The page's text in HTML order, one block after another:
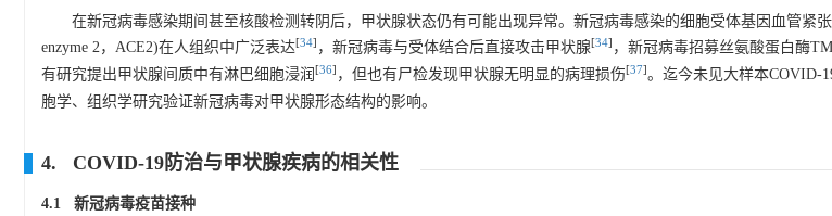
在新冠病毒感染期间甚至核酸检测转阴后，甲状腺状态仍有可能出现异常。新冠病毒感染的细胞受体基因血管紧张
enzyme 2，ACE2)在人组织中广泛表达[34] ，新冠病毒与受体结合后直接攻击甲状腺[34] ，新冠病毒招募丝氨酸蛋白酶
有研究提出甲状腺间质中有淋巴细胞浸润 [36] ，但也有尸检发现甲状腺无明显的病理损伤[37]。迄今未见大样本COVID-
胞学、组织学研究验证新冠病毒对甲状腺形态结构的影响。
4. COVID-19防治与甲状腺疾病的相关性
4.1 新冠病毒疫苗接种